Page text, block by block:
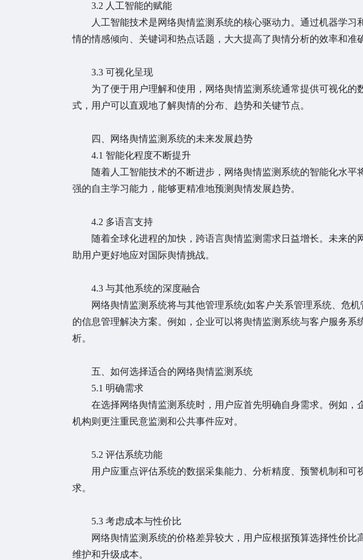
3.2 人工智能的赋能
人工智能技术是网络舆情监测系统的核心驱动力。通过机器学习
情的情感倾向、关键词和热点话题，大大提高了舆情分析的效率和准
3.3 可视化呈现
为了便于用户理解和使用，网络舆情监测系统通常提供可视化的
式，用户可以直观地了解舆情的分布、趋势和关键节点。
四、网络舆情监测系统的未来发展趋势
4.1 智能化程度不断提升
随着人工智能技术的不断进步，网络舆情监测系统的智能化水平
强的自主学习能力，能够更精准地预测舆情发展趋势。
4.2 多语言支持
随着全球化进程的加快，跨语言舆情监测需求日益增长。未来的
助用户更好地应对国际舆情挑战。
4.3 与其他系统的深度融合
网络舆情监测系统将与其他管理系统(如客户关系管理系统、危机
的信息管理解决方案。例如，企业可以将舆情监测系统与客户服务系
析。
五、如何选择适合的网络舆情监测系统
5.1 明确需求
在选择网络舆情监测系统时，用户应首先明确自身需求。例如，
机构则更注重民意监测和公共事件应对。
5.2 评估系统功能
用户应重点评估系统的数据采集能力、分析精度、预警机制和可
求。
5.3 考虑成本与性价比
网络舆情监测系统的价格差异较大，用户应根据预算选择性价比
维护和升级成本。